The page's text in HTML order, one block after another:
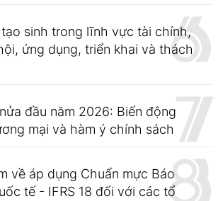
sinh trong lĩnh vực tài chính,
ứng dụng, triển khai và thách
đầu năm 2026: Biến động
mại và hàm ý chính sách
về áp dụng Chuẩn mực Báo
tế - IFRS 18 đối với các tổ